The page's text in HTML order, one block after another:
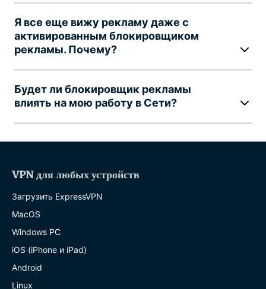
Я все еще вижу рекламу даже с
активированным блокировщиком
рекламы. Почему?
Будет ли блокировщик рекламы
влиять на мою работу в Сети?
VPN для любых устройств
Загрузить ExpressVPN
MacOS
Windows PC
iOS (iPhone и iPad)
Android
Linux